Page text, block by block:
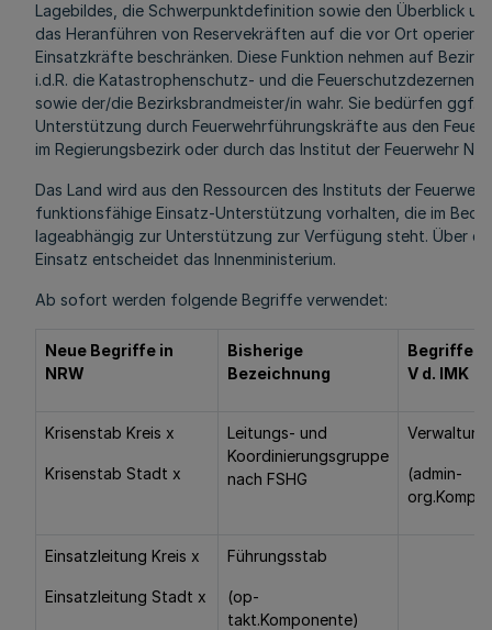
Lagebildes, die Schwerpunktdefinition sowie den Überblick
das Heranführen von Reservekräften auf die vor Ort
Einsatzkräfte beschränken. Diese Funktion nehmen auf
i.d.R. die Katastrophenschutz- und die
sowie der/die Bezirksbrandmeister/in wahr. Sie bedürfen ggf.
Unterstützung durch Feuerwehrführungskräfte aus den
im Regierungsbezirk oder durch das Institut der Feuerwehr
Das Land wird aus den Ressourcen des Instituts der
funktionsfähige Einsatz-Unterstützung vorhalten, die im
lageabhängig zur Unterstützung zur Verfügung steht. Über
Einsatz entscheidet das Innenministerium.
Ab sofort werden folgende Begriffe verwendet:
Neue Begriffe in
NRW
Bisherige
Bezeichnung
Begriffe
V d. IMK
Krisenstab Kreis x
Krisenstab Stadt x
Leitungs- und
Koordinierungsgruppe
nach FSHG
(admin-
Einsatzleitung Kreis x
Einsatzleitung Stadt x
Führungsstab
(op-
takt.Komponente)